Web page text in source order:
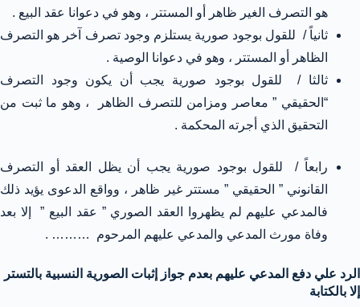
هو التصرف الغير ظاهر أو المستتر ، وهو في دعوانا عقد البيع .
ثانياً / للقول بوجود صورية يستلزم وجود تصرف آخر هو التصرف
الظاهر أو المستتر ، وهو في دعوانا الوصية .
ثالثا / للقول بوجود صورية يجب أن يكون وجود التصرف
“الحقيقي ” معاصر ومزامن للتصرف الظاهر ، وهو ما ثبت من
التحقيق الذي أجرته المحكمة .
رابعاً / للقول بوجود صورية يجب أن يظل العقد أو التصرف
القانوني ” الحقيقي ” مستتر غير ظاهر ، وواقع الدعوى يؤيد ذلك
فالمدعي عليهم لم يظهروا العقد الصوري ” عقد البيع ” إلا بعد
وفاة مورث المدعي والمدعي عليهم المرحوم ……… .
الرد علي دفع المدعي عليهم بعدم جواز إثبات الصورية النسبية بالتستر
إلا بالكتابة